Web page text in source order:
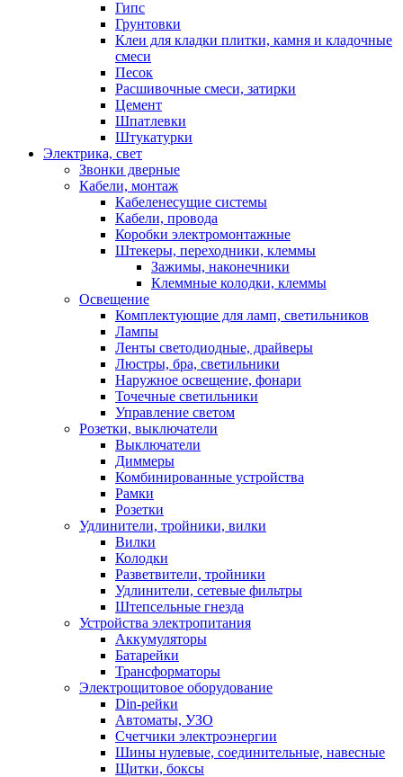
Гипс
Грунтовки
Клеи для кладки плитки, камня и кладочные
смеси
Песок
Расшивочные смеси, затирки
Цемент
Шпатлевки
Штукатурки
Электрика, свет
Звонки дверные
Кабели, монтаж
Кабеленесущие системы
Кабели, провода
Коробки электромонтажные
Штекеры, переходники, клеммы
Зажимы, наконечники
Клеммные колодки, клеммы
Освещение
Комплектующие для ламп, светильников
Лампы
Ленты светодиодные, драйверы
Люстры, бра, светильники
Наружное освещение, фонари
Точечные светильники
Управление светом
Розетки, выключатели
Выключатели
Диммеры
Комбинированные устройства
Рамки
Розетки
Удлинители, тройники, вилки
Вилки
Колодки
Разветвители, тройники
Удлинители, сетевые фильтры
Штепсельные гнезда
Устройства электропитания
Аккумуляторы
Батарейки
Трансформаторы
Электрощитовое оборудование
Din-рейки
Автоматы, УЗО
Счетчики электроэнергии
Шины нулевые, соединительные, навесные
Щитки, боксы